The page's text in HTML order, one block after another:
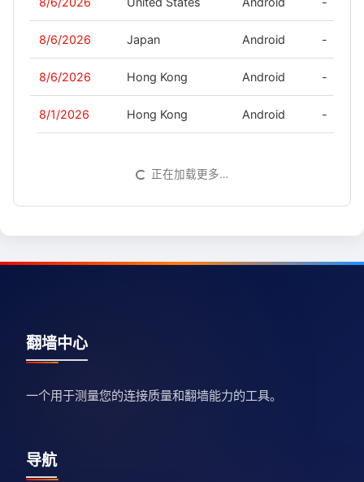
8/6/2026 Japan Android -
8/6/2026 Hong Kong Android -
8/1/2026 Hong Kong Android -
正在加载更多…
翻墙中心
一个用于测量您的连接质量和翻墙能力的工具。
导航